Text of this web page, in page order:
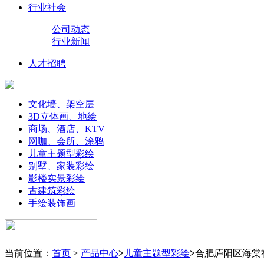
行业社会
公司动态
行业新闻
人才招聘
文化墙、架空层
3D立体画、地绘
商场、酒店、KTV
网咖、会所、涂鸦
儿童主题型彩绘
别墅、家装彩绘
影楼实景彩绘
古建筑彩绘
手绘装饰画
当前位置： 首页 > 产品中心> 儿童主题型彩绘>合肥庐阳区海